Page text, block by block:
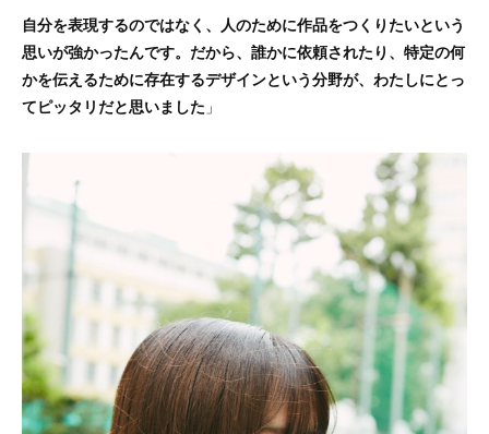
自分を表現するのではなく、人のために作品をつくりたいという
思いが強かったんです。だから、誰かに依頼されたり、特定の何
かを伝えるために存在するデザインという分野が、わたしにとっ
てピッタリだと思いました 」